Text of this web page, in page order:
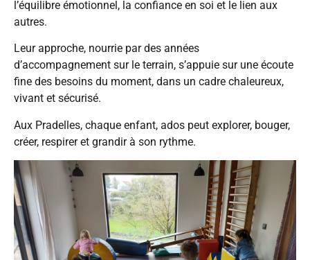
l’équilibre émotionnel, la confiance en soi et le lien aux
autres.
Leur approche, nourrie par des années
d’accompagnement sur le terrain, s’appuie sur une écoute
fine des besoins du moment, dans un cadre chaleureux,
vivant et sécurisé.
Aux Pradelles, chaque enfant, ados peut explorer, bouger,
créer, respirer et grandir à son rythme.